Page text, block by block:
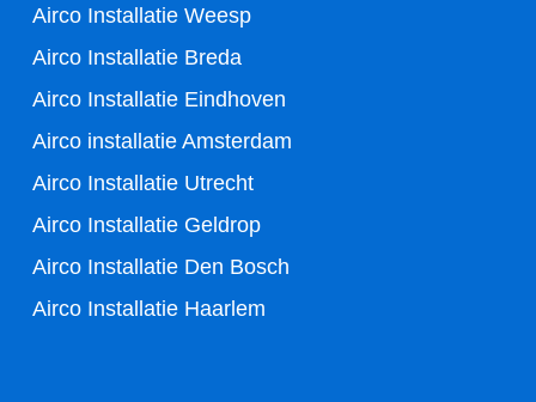
o
k
-
f
Airco Installatie Weesp
Airco Installatie Breda
Airco Installatie Eindhoven
Airco installatie Amsterdam
Airco Installatie Utrecht
Airco Installatie Geldrop
Airco Installatie Den Bosch
Airco Installatie Haarlem